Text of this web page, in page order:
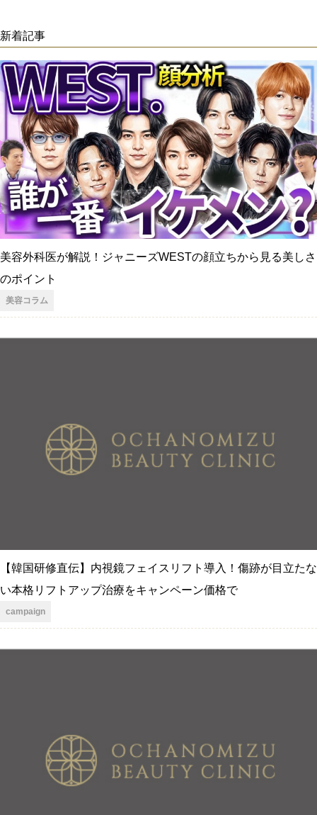
新着記事
美容外科医が解説！ジャニーズWESTの顔立ちから見る美しさ
のポイント
美容コラム
【韓国研修直伝】内視鏡フェイスリフト導入！傷跡が目立たな
い本格リフトアップ治療をキャンペーン価格で
campaign